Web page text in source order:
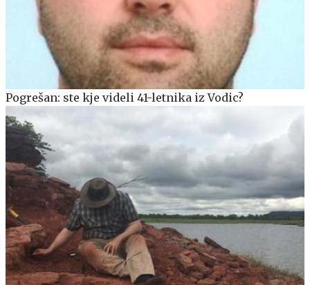
Pogrešan: ste kje videli 41-letnika iz Vodic?